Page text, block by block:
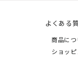
よくある
商品につ
ショッ